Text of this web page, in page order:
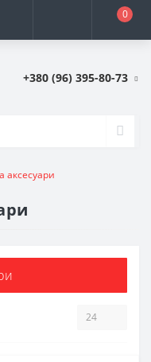
0
+380 (96) 395-80-73
аксесуари